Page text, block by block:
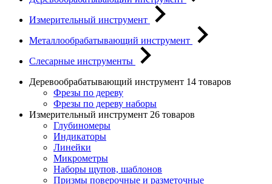
Измерительный инструмент
Металлообрабатывающий инструмент
Слесарные инструменты
Деревообрабатывающий инструмент 14 товаров
Фрезы по дереву
Фрезы по дереву наборы
Измерительный инструмент 26 товаров
Глубиномеры
Индикаторы
Линейки
Микрометры
Наборы щупов, шаблонов
Призмы поверочные и разметочные